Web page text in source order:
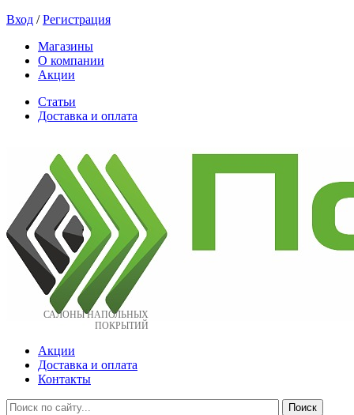
Вход /Регистрация
Магазины
О компании
Акции
Статьи
Доставка и оплата
САЛОНЫ НАПОЛЬНЫХ
ПОКРЫТИЙ
Акции
Доставка и оплата
Контакты